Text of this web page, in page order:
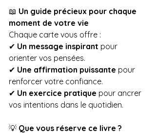
📖 Un guide précieux pour chaque
moment de votre vie
Chaque carte vous offre :
✔ Un message inspirant pour
orienter vos pensées.
✔ Une affirmation puissante pour
renforcer votre confiance.
✔ Un exercice pratique pour ancrer
vos intentions dans le quotidien.
💡 Que vous réserve ce livre ?